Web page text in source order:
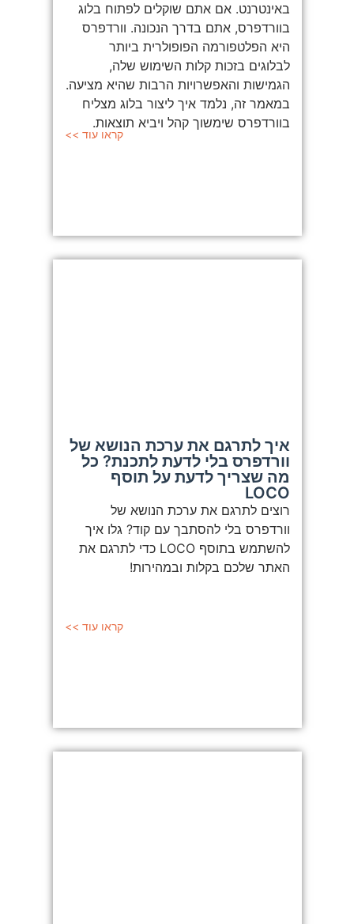
באינטרנט. אם אתם שוקלים לפתוח בלוג
בוורדפרס, אתם בדרך הנכונה. וורדפרס
היא הפלטפורמה הפופולרית ביותר
לבלוגים בזכות קלות השימוש שלה,
הגמישות והאפשרויות הרבות שהיא מציעה.
במאמר זה, נלמד איך ליצור בלוג מצליח
בוורדפרס שימשוך קהל ויביא תוצאות.
קראו עוד >>
איך לתרגם את ערכת הנושא של
וורדפרס בלי לדעת לתכנת? כל
מה שצריך לדעת על תוסף
LOCO
רוצים לתרגם את ערכת הנושא של
וורדפרס בלי להסתבך עם קוד? גלו איך
להשתמש בתוסף LOCO כדי לתרגם את
האתר שלכם בקלות ובמהירות!
קראו עוד >>